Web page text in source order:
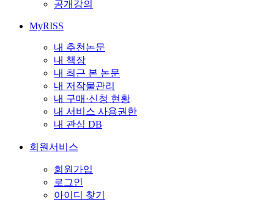
공개강의
MyRISS
내 추천논문
내 책장
내 최근 본 논문
내 저작물관리
내 구매·신청 현황
내 서비스 사용권한
내 관심 DB
회원서비스
회원가입
로그인
아이디 찾기